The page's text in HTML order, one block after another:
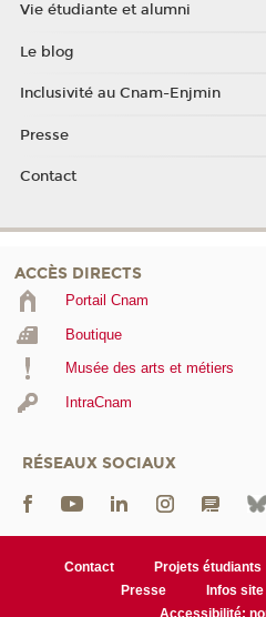
Vie étudiante et alumni
Le blog
Inclusivité au Cnam-Enjmin
Presse
Contact
ACCÈS DIRECTS
Portail Cnam
Boutique
Musée des arts et métiers
IntraCnam
RÉSEAUX SOCIAUX
Contact Projets étudiants
Presse
Infos site
Accessibilité: